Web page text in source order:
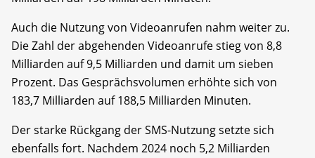
Auch die Nutzung von Videoanrufen nahm weiter zu.
Die Zahl der abgehenden Videoanrufe stieg von 8,8
Milliarden auf 9,5 Milliarden und damit um sieben
Prozent. Das Gesprächsvolumen erhöhte sich von
183,7 Milliarden auf 188,5 Milliarden Minuten.
Der starke Rückgang der SMS-Nutzung setzte sich
ebenfalls fort. Nachdem 2024 noch 5,2 Milliarden